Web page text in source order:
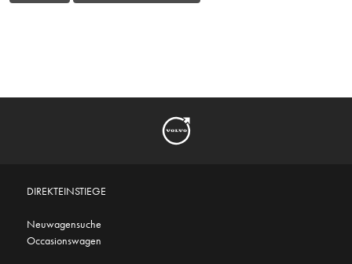
DIREKTEINSTIEGE
Neuwagensuche
Occasionswagen